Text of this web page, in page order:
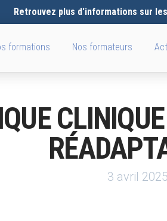
Retrouvez plus d'informations sur
formations Nos formateurs
3 avril 2025